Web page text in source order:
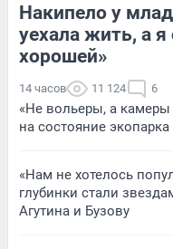
Накипело у
уехала жить, а
хорошей»
14 часов 11 124 6
«Не вольеры, а
на состояние
«Нам не хотелось
глубинки стали
Агутина и Бузову